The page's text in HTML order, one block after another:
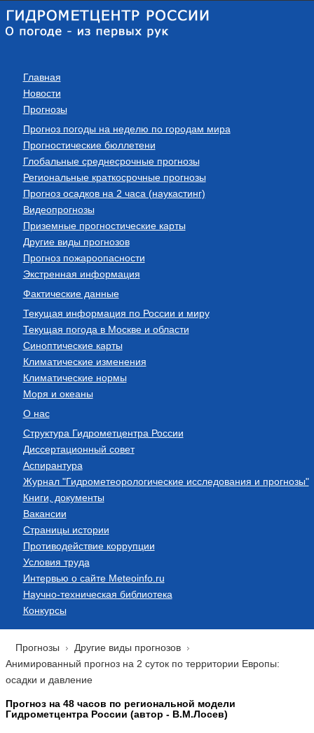
Главная
Новости
Прогнозы
Прогноз погоды на неделю по городам мира
Прогностические бюллетени
Глобальные среднесрочные прогнозы
Региональные краткосрочные прогнозы
Прогноз осадков на 2 часа (наукастинг)
Видеопрогнозы
Приземные прогностические карты
Другие виды прогнозов
Прогноз пожароопасности
Экстренная информация
Фактические данные
Текущая информация по России и миру
Текущая погода в Москве и области
Синоптические карты
Климатические изменения
Климатические нормы
Моря и океаны
О нас
Структура Гидрометцентра России
Диссертационный совет
Аспирантура
Журнал "Гидрометеорологические исследования и прогнозы"
Книги, документы
Вакансии
Страницы истории
Противодействие коррупции
Условия труда
Интервью о сайте Meteoinfo.ru
Научно-техническая библиотека
Конкурсы
Прогнозы
Другие виды прогнозов
Анимированный прогноз на 2 суток по территории Европы:
осадки и давление
Прогноз на 48 часов по региональной модели
Гидрометцентра России (автор - В.М.Лосев)